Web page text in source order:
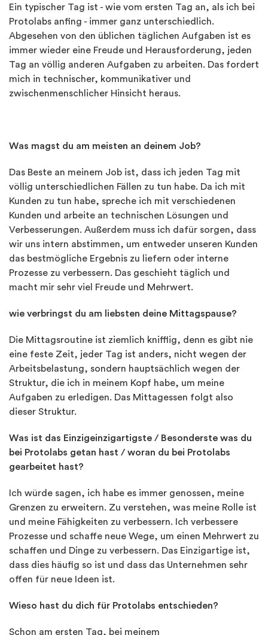
Ein typischer Tag ist - wie vom ersten Tag an, als ich bei
Protolabs anfing - immer ganz unterschiedlich.
Abgesehen von den üblichen täglichen Aufgaben ist es
immer wieder eine Freude und Herausforderung, jeden
Tag an völlig anderen Aufgaben zu arbeiten. Das fordert
mich in technischer, kommunikativer und
zwischenmenschlicher Hinsicht heraus.
Was magst du am meisten an deinem Job?
Das Beste an meinem Job ist, dass ich jeden Tag mit
völlig unterschiedlichen Fällen zu tun habe. Da ich mit
Kunden zu tun habe, spreche ich mit verschiedenen
Kunden und arbeite an technischen Lösungen und
Verbesserungen. Außerdem muss ich dafür sorgen, dass
wir uns intern abstimmen, um entweder unseren Kunden
das bestmögliche Ergebnis zu liefern oder interne
Prozesse zu verbessern. Das geschieht täglich und
macht mir sehr viel Freude und Mehrwert.
wie verbringst du am liebsten deine Mittagspause?
Die Mittagsroutine ist ziemlich knifflig, denn es gibt nie
eine feste Zeit, jeder Tag ist anders, nicht wegen der
Arbeitsbelastung, sondern hauptsächlich wegen der
Struktur, die ich in meinem Kopf habe, um meine
Aufgaben zu erledigen. Das Mittagessen folgt also
dieser Struktur.
Was ist das Einzigeinzigartigste / Besonderste was du
bei Protolabs getan hast / woran du bei Protolabs
gearbeitet hast?
Ich würde sagen, ich habe es immer genossen, meine
Grenzen zu erweitern. Zu verstehen, was meine Rolle ist
und meine Fähigkeiten zu verbessern. Ich verbessere
Prozesse und schaffe neue Wege, um einen Mehrwert zu
schaffen und Dinge zu verbessern. Das Einzigartige ist,
dass dies häufig so ist und dass das Unternehmen sehr
offen für neue Ideen ist.
Wieso hast du dich für Protolabs entschieden?
Schon am ersten Tag, bei meinem